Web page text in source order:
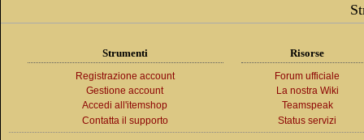
Strumenti
Registrazione account
Gestione account
Accedi all'itemshop
Contatta il supporto
Risorse
Forum ufficiale
La nostra Wiki
Teamspeak
Status servizi